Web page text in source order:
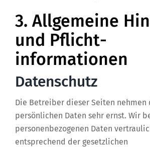
3. Allgemeine
und Pflicht­
informationen
Datenschutz
Die Betreiber dieser Seiten nehmen
persönlichen Daten sehr ernst. Wir
personenbezogenen Daten
entsprechend der gesetzlichen